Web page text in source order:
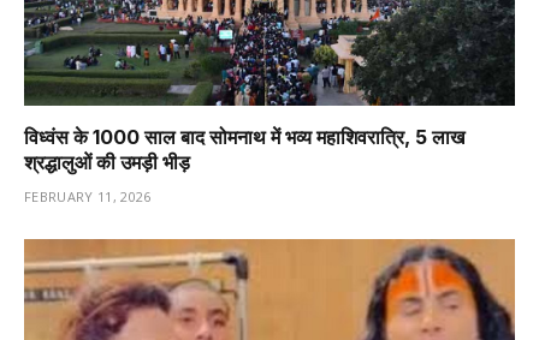
विध्वंस के 1000 साल बाद सोमनाथ में भव्य महाशिवरात्रि, 5 लाख
श्रद्धालुओं की उमड़ी भीड़
FEBRUARY 11, 2026